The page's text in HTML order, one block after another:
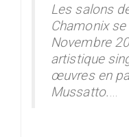
Les salons
Chamonix
Novembre
artistique
œuvres en
Mussatto.…